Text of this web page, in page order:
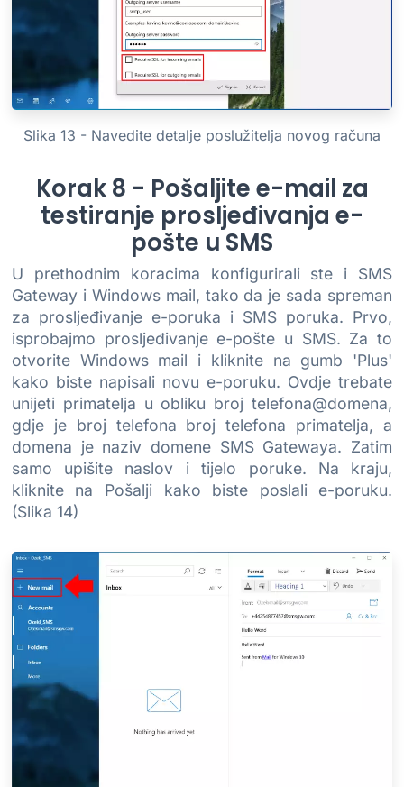
Slika 13 - Navedite detalje poslužitelja novog računa
Korak 8 - Pošaljite e-mail za
testiranje prosljeđivanja e-
pošte u SMS
U prethodnim koracima konfigurirali ste i SMS
Gateway i Windows mail, tako da je sada spreman
za prosljeđivanje e-poruka i SMS poruka. Prvo,
isprobajmo prosljeđivanje e-pošte u SMS. Za to
otvorite Windows mail i kliknite na gumb 'Plus'
kako biste napisali novu e-poruku. Ovdje trebate
unijeti primatelja u obliku broj telefona@domena,
gdje je broj telefona broj telefona primatelja, a
domena je naziv domene SMS Gatewaya. Zatim
samo upišite naslov i tijelo poruke. Na kraju,
kliknite na Pošalji kako biste poslali e-poruku.
(Slika 14)